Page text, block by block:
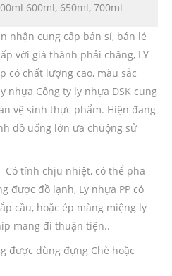
600ml, 650ml, 700ml
nhận cung cấp bán sỉ, bán lẻ
với giá thành phải chăng, LY
có chất lượng cao, màu sắc
nhựa Công ty ly nhựa DSK cung
vệ sinh thực phẩm. Hiện đang
đồ uống lớn ưa chuộng sử
Có tính chịu nhiệt, có thể pha
được đồ lạnh, Ly nhựa PP có
cầu, hoặc ép màng miệng ly
mang đi thuận tiện..
được dùng đựng Chè hoặc